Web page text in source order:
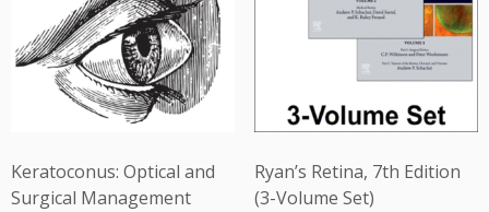
Keratoconus: Optical and
Surgical Management
Ryan’s Retina, 7th Edition
(3-Volume Set)